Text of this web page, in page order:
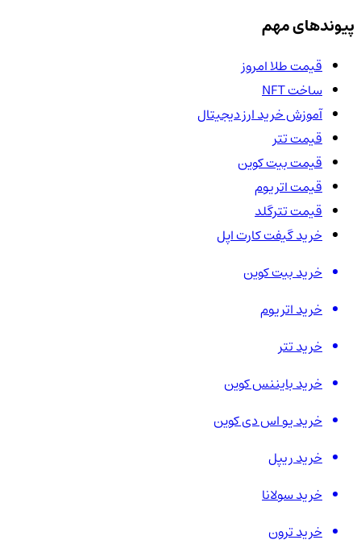
پیوندهای مهم
قیمت طلا امروز
ساخت NFT
آموزش خرید ارز دیجیتال
قیمت تتر
قیمت بیت کوین
قیمت اتریوم
قیمت تترگلد
خرید گیفت کارت اپل
خرید بیت کوین
خرید اتریوم
خرید تتر
خرید بایننس کوین
خرید یو اس دی کوین
خرید ریپل
خرید سولانا
خرید ترون